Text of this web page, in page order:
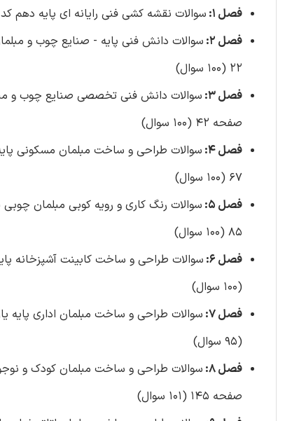
فصل 1:
سوالات نقشه کشی فنی رایانه ای پایه دهم کد 210203 تالیف ایران عرضه با پاسخنامه تشریحی - صفحه 5 (59 سوال)
فصل 2:
22 (100 سوال)
فصل 3:
صفحه 42 (100 سوال)
فصل 4:
67 (100 سوال)
فصل 5:
85 (100 سوال)
فصل 6:
(100 سوال)
فصل 7:
(95 سوال)
فصل 8:
صفحه 145 (101 سوال)